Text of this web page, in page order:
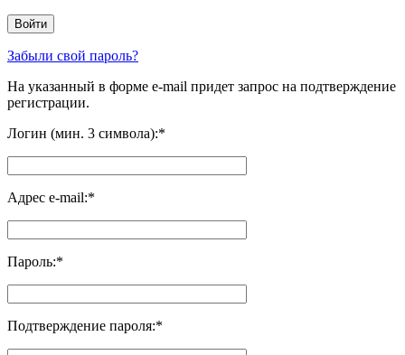
Забыли свой пароль?
На указанный в форме e-mail придет запрос на подтверждение
регистрации.
Логин (мин. 3 символа):*
Адрес e-mail:*
Пароль:*
Подтверждение пароля:*